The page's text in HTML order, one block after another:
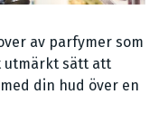
av parfymer som
utmärkt sätt att
din hud över en